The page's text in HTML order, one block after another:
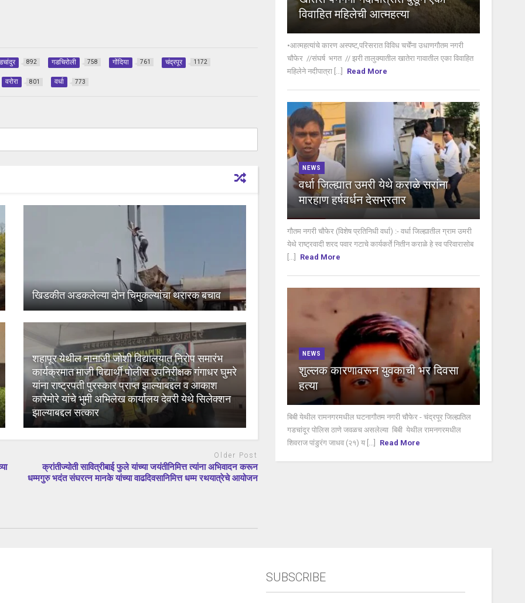
892 गडचिरोली 758 गोंदिया 761 चंद्रपूर 1172
वरोरा 801 वर्धा 773
खिडकीत अडकलेल्या दोन चिमुकल्यांचा थरारक बचाव
शहापूर येथील नानाजी जोशी विद्यालयात निरोप समारंभ
कार्यक्रमात माजी विद्यार्थी पोलीस उपनिरीक्षक गंगाधर घुमरे
यांना राष्ट्रपती पुरस्कार प्राप्त झाल्याबद्दल व आकाश
कारेमोरे यांचे भुमी अभिलेख कार्यालय देवरी येथे सिलेक्शन
झाल्याबद्दल सत्कार
Older Post
क्रांतीज्योती सावित्रीबाई फुले यांच्या जयंतीनिमित्त त्यांना अभिवादन करून
धम्मगुरु भदंत संघरत्न मानके यांच्या वाढदिवसानिमित्त धम्म रथयात्रेचे आयोजन
विवाहित महिलेची आत्महत्या
•आत्महत्यांचे कारण अस्पष्ट,परिसरात विविध चर्चेंना उधाणगौतम नगरी
चौफेर //संघर्ष भगत // झरी तालुक्यातील खातेरा गावातील एका विवाहित
महिलेने नदीपात्रा [...]
Read More
NEWS
वर्धा जिल्ह्यात उमरी येथे कराळे सरांना
मारहाण हर्षवर्धन देसभ्रतार
गौतम नगरी चौफेर (विशेष प्रतिनिधी वर्धा) :- वर्धा जिल्ह्यातील ग्राम उमरी
येथे राष्ट्रवादी शरद पवार गटाचे कार्यकर्ते नितीन कराळे हे स्व परिवारासोब
Read More
NEWS
शुल्लक कारणावरून युवकाची भर दिवसा
हत्या
बिबी येथील रामनगरमधील घटनागौतम नगरी चौफेर - चंद्रपूर जिल्ह्यतिल
गडचांदूर पोलिस ठाणे जवळच असलेल्या बिबी येथील रामनगरमधील
शिवराज पांडुरंग जाधव (२१) य [...]
Read More
SUBSCRIBE